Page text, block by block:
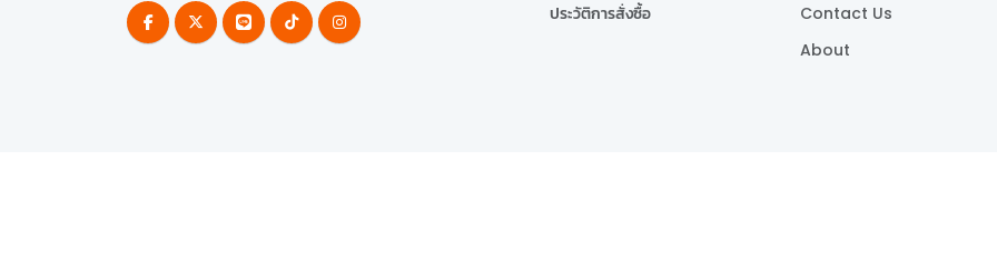
ประวัติการสั่งซื้อ
Contact Us
About